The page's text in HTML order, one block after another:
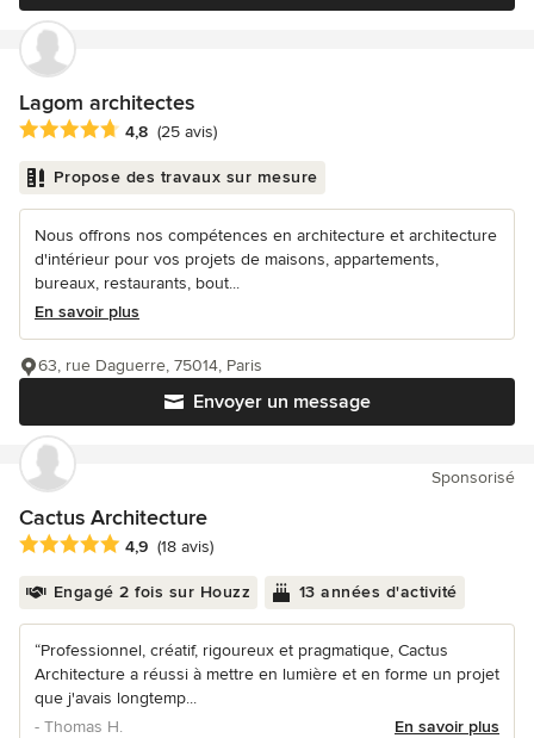
Lagom architectes
Note moyenne : 4.8 étoiles sur 5
4,8 (25 avis)
Propose des travaux sur mesure
Nous offrons nos compétences en architecture et architecture
d'intérieur pour vos projets de maisons, appartements,
bureaux, restaurants, bout...
En savoir plus
Envoyer un message
63, rue Daguerre, 75014, Paris
Sponsorisé
Cactus Architecture
Note moyenne : 4.9 étoiles sur 5
4,9 (18 avis)
Engagé 2 fois sur Houzz 13 années d'activité
“Professionnel, créatif, rigoureux et pragmatique, Cactus
Architecture a réussi à mettre en lumière et en forme un projet
que j'avais longtemp...
- Thomas H.
En savoir plus